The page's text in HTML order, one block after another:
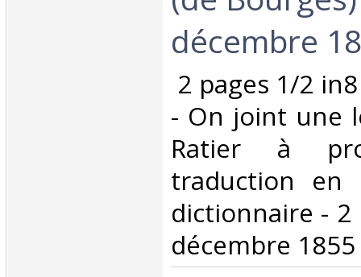
décembre
2 pages 1/2
- On joint une
Ratier à
traduction en
dictionnaire - 2
décembre 1855